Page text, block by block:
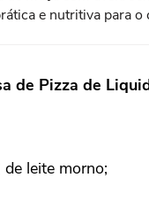
e nutritiva para o
de Pizza de
leite morno;